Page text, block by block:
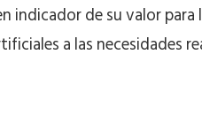
indicador de su valor
a las necesidades